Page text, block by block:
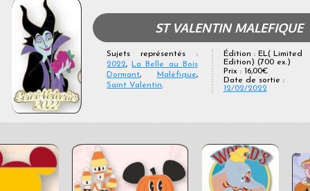
ST VALENTIN MALEFIQUE
Sujets représentés :
2022,
La Belle au Bois
Dormant, Maléfique,
Saint Valentin.
Édition : EL( Limited
Edition) (700 ex.)
Prix : 16,00€
Date de sortie :
12/02/2022